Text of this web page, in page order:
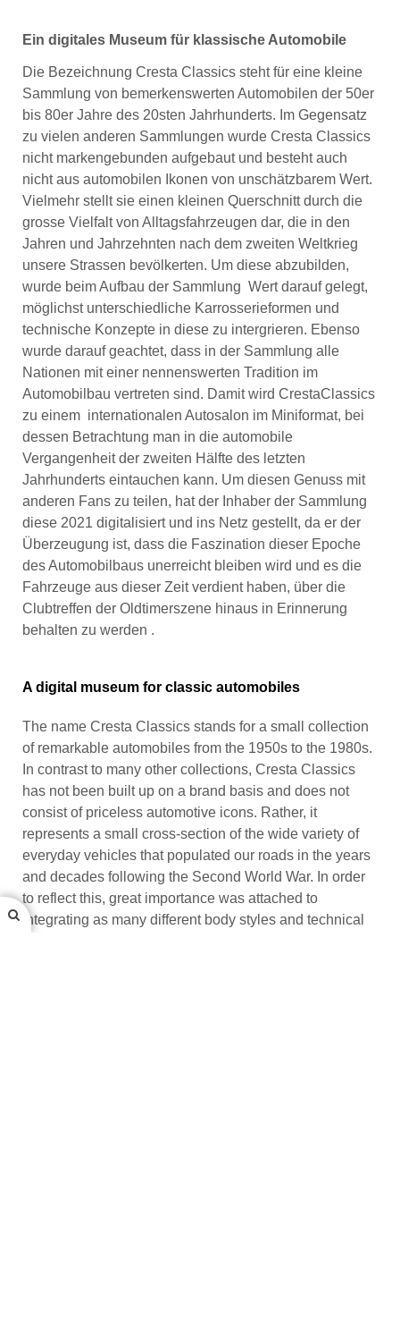
Ein digitales Museum für klassische Automobile
Die Bezeichnung Cresta Classics steht für eine kleine
Sammlung von bemerkenswerten Automobilen der 50er
bis 80er Jahre des 20sten Jahrhunderts. Im Gegensatz
zu vielen anderen Sammlungen wurde Cresta Classics
nicht markengebunden aufgebaut und besteht auch
nicht aus automobilen Ikonen von unschätzbarem Wert.
Vielmehr stellt sie einen kleinen Querschnitt durch die
grosse Vielfalt von Alltagsfahrzeugen dar, die in den
Jahren und Jahrzehnten nach dem zweiten Weltkrieg
unsere Strassen bevölkerten. Um diese abzubilden,
wurde beim Aufbau der Sammlung Wert darauf gelegt,
möglichst unterschiedliche Karrosserieformen und
technische Konzepte in diese zu intergrieren. Ebenso
wurde darauf geachtet, dass in der Sammlung alle
Nationen mit einer nennenswerten Tradition im
Automobilbau vertreten sind. Damit wird CrestaClassics
zu einem internationalen Autosalon im Miniformat, bei
dessen Betrachtung man in die automobile
Vergangenheit der zweiten Hälfte des letzten
Jahrhunderts eintauchen kann. Um diesen Genuss mit
anderen Fans zu teilen, hat der Inhaber der Sammlung
diese 2021 digitalisiert und ins Netz gestellt, da er der
Überzeugung ist, dass die Faszination dieser Epoche
des Automobilbaus unerreicht bleiben wird und es die
Fahrzeuge aus dieser Zeit verdient haben, über die
Clubtreffen der Oldtimerszene hinaus in Erinnerung
behalten zu werden .
A digital museum for classic automobiles
The name Cresta Classics stands for a small collection
of remarkable automobiles from the 1950s to the 1980s.
In contrast to many other collections, Cresta Classics
has not been built up on a brand basis and does not
consist of priceless automotive icons. Rather, it
represents a small cross-section of the wide variety of
everyday vehicles that populated our roads in the years
and decades following the Second World War. In order
to reflect this, great importance was attached to
integrating as many different body styles and technical